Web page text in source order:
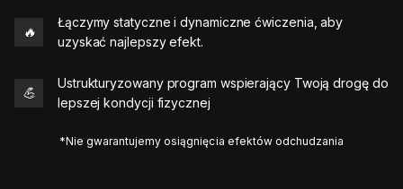
🔥
Łączymy statyczne i dynamiczne ćwiczenia, aby
uzyskać najlepszy efekt.
💪
Ustrukturyzowany program wspierający Twoją drogę do
lepszej kondycji fizycznej
*Nie gwarantujemy osiągnięcia efektów odchudzania